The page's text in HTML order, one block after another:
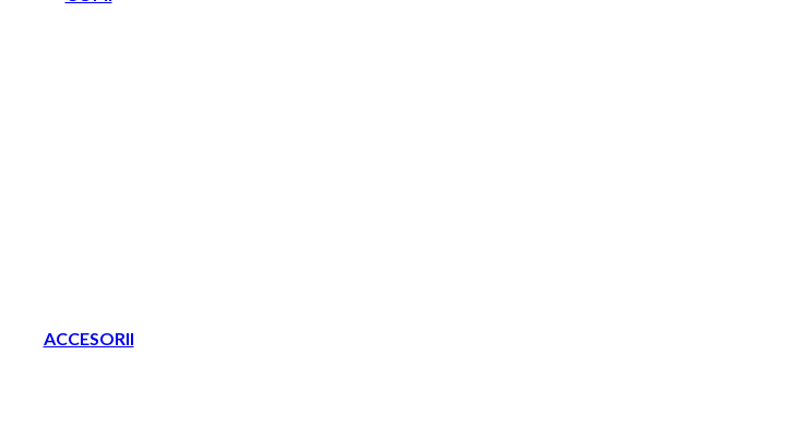
ACCESORII